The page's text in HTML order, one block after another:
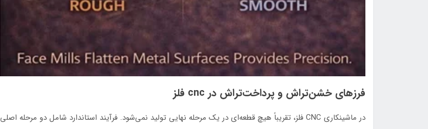
فرزهای خشن‌تراش و پرداخت‌تراش در cnc فلز
در ماشینکاری CNC فلز، تقریباً هیچ قطعه‌ای در یک مرحله نهایی تولید نمی‌شود. فرآیند استاندارد شامل دو مرحله اصلی